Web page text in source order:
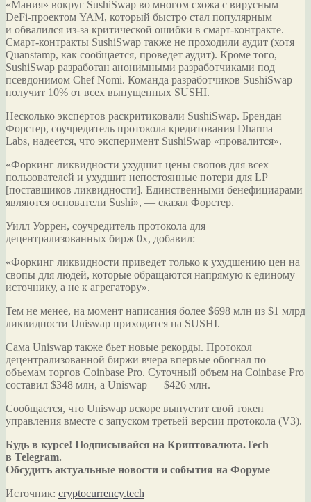
«Мания» вокруг SushiSwap во многом схожа с вирусным
DeFi-проектом YAM, который быстро стал популярным
и обвалился из-за критической ошибки в смарт-контракте.
Смарт-контракты SushiSwap также не проходили аудит (хотя
Quanstamp, как сообщается, проведет аудит). Кроме того,
SushiSwap разработан анонимными разработчиками под
псевдонимом Chef Nomi. Команда разработчиков SushiSwap
получит 10% от всех выпущенных SUSHI.
Несколько экспертов раскритиковали SushiSwap. Брендан
Форстер, соучредитель протокола кредитования Dharma
Labs, надеется, что эксперимент SushiSwap «провалится».
«Форкинг ликвидности ухудшит цены свопов для всех
пользователей и ухудшит непостоянные потери для LP
[поставщиков ликвидности]. Единственными бенефициарами
являются основатели Sushi», ― сказал Форстер.
Уилл Уоррен, соучредитель протокола для
децентрализованных бирж 0x, добавил:
«Форкинг ликвидности приведет только к ухудшению цен на
свопы для людей, которые обращаются напрямую к единому
источнику, а не к агрегатору».
Тем не менее, на момент написания более $698 млн из $1 млрд
ликвидности Uniswap приходится на SUSHI.
Сама Uniswap также бьет новые рекорды. Протокол
децентрализованной биржи вчера впервые обогнал по
объемам торгов Coinbase Pro. Суточный объем на Coinbase Pro
составил $348 млн, а Uniswap ― $426 млн.
Сообщается, что Uniswap вскоре выпустит свой токен
управления вместе с запуском третьей версии протокола (V3).
Будь в курсе! Подписывайся на Криптовалюта.Tech
в Telegram.
Обсудить актуальные новости и события на Форуме
Источник: cryptocurrency.tech